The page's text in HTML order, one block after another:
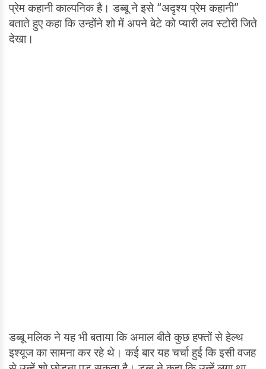
प्रेम कहानी काल्पनिक है। डब्बू ने इसे “अदृश्य प्रेम कहानी”
बताते हुए कहा कि उन्होंने शो में अपने बेटे को प्यारी लव स्टोरी जिते
देखा।
डब्बू मलिक ने यह भी बताया कि अमाल बीते कुछ हफ्तों से हेल्थ
इश्यूज का सामना कर रहे थे। कई बार यह चर्चा हुई कि इसी वजह